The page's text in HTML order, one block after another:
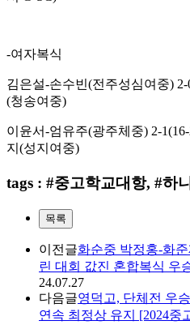
-여자복식
김은설-손수빈(전주성심여중) 2-
(청송여중)
이윤서-엄유주(광주체중) 2-
지 (성지여중)
tags : #중고학교대항, #하
목록
이전글화순중 박정홍-화
린 대회 값진 혼합복식 우
24.07.27
다음글영덕고, 단체전 우
연속 최정상 유지 [2024중